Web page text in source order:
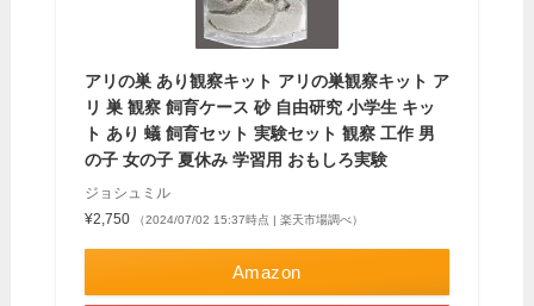
アリの巣 あり観察キット アリの巣観察キット ア
リ 巣 観察 飼育ケース 砂 自由研究 小学生 キッ
ト あり 蟻 飼育セット 実験セット 観察 工作 男
の子 女の子 夏休み 学習用 おもしろ実験
ジョシュミル
¥2,750
（2024/07/02 15:37時点 | 楽天市場調べ）
Amazon